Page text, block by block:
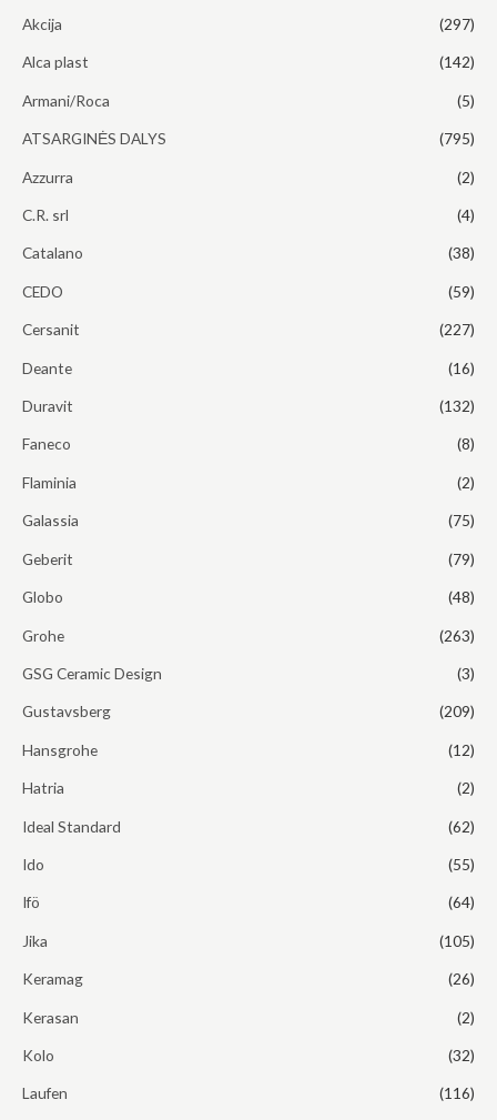
Akcija (297)
Alca plast (142)
Armani/Roca (5)
ATSARGINĖS DALYS (795)
Azzurra (2)
C.R. srl (4)
Catalano (38)
CEDO (59)
Cersanit (227)
Deante (16)
Duravit (132)
Faneco (8)
Flaminia (2)
Galassia (75)
Geberit (79)
Globo (48)
Grohe (263)
GSG Ceramic Design (3)
Gustavsberg (209)
Hansgrohe (12)
Hatria (2)
Ideal Standard (62)
Ido (55)
Ifö (64)
Jika (105)
Keramag (26)
Kerasan (2)
Kolo (32)
Laufen (116)